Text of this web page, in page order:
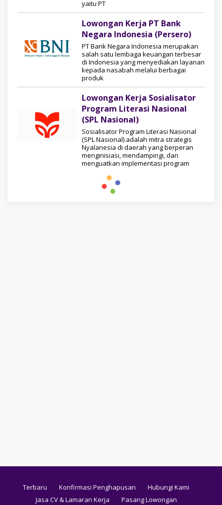
yaitu PT
Lowongan Kerja PT Bank
Negara Indonesia (Persero)
PT Bank Negara Indonesia merupakan
salah satu lembaga keuangan terbesar
di Indonesia yang menyediakan layanan
kepada nasabah melalui berbagai
produk
Lowongan Kerja Sosialisator
Program Literasi Nasional
(SPL Nasional)
Sosialisator Program Literasi Nasional
(SPL Nasional) adalah mitra strategis
Nyalanesia di daerah yang berperan
menginisiasi, mendampingi, dan
menguatkan implementasi program
Terbaru Konfirmasi Penghapusan
Hubungi Kami
Jasa CV & Lamaran Kerja
Pasang Lowongan